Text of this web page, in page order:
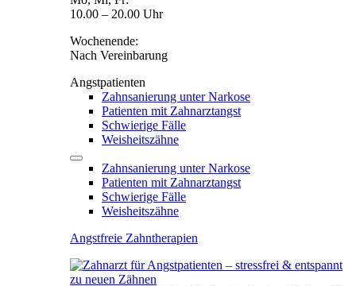
10.00 – 20.00 Uhr
Wochenende:
Nach Vereinbarung
Angstpatienten
Zahnsanierung unter Narkose
Patienten mit Zahnarztangst
Schwierige Fälle
Weisheitszähne
Zahnsanierung unter Narkose
Patienten mit Zahnarztangst
Schwierige Fälle
Weisheitszähne
Angstfreie Zahntherapien